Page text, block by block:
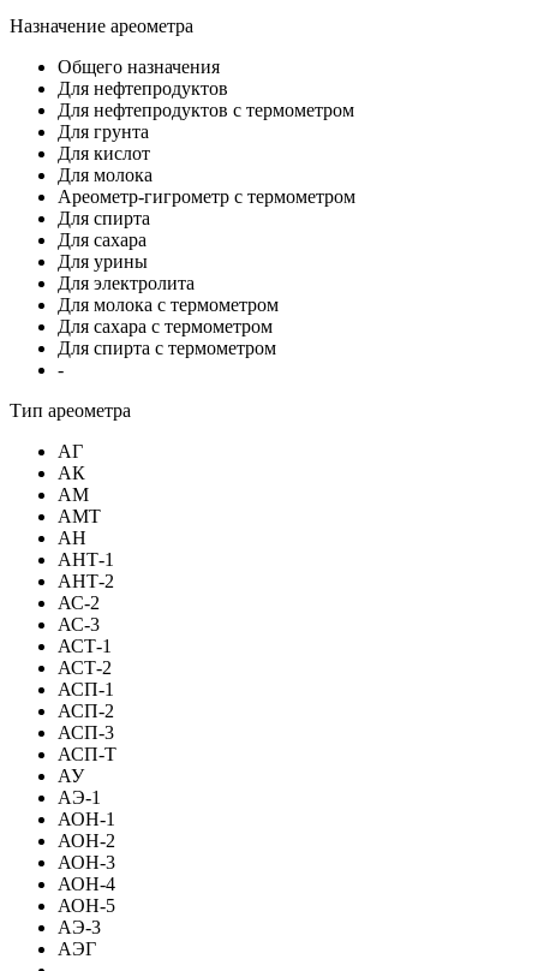
Назначение ареометра
Общего назначения
Для нефтепродуктов
Для нефтепродуктов с термометром
Для грунта
Для кислот
Для молока
Ареометр-гигрометр с термометром
Для спирта
Для сахара
Для урины
Для электролита
Для молока с термометром
Для сахара с термометром
Для спирта с термометром
-
Тип ареометра
АГ
АК
АМ
АМТ
АН
АНТ-1
АНТ-2
АС-2
АС-3
АСТ-1
АСТ-2
АСП-1
АСП-2
АСП-3
АСП-Т
АУ
АЭ-1
АОН-1
АОН-2
АОН-3
АОН-4
АОН-5
АЭ-3
АЭГ